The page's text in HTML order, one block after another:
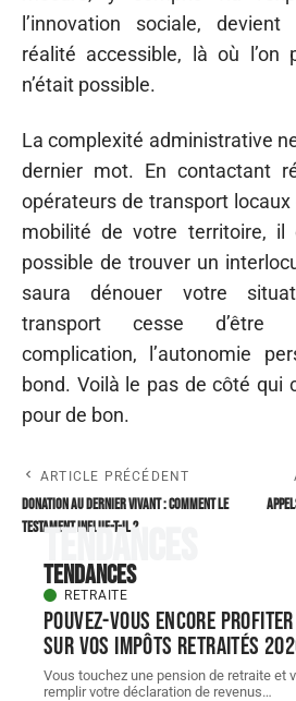
l’innovation sociale, devient
réalité accessible, là où l’on
n’était possible.
La complexité administrative
dernier mot. En contactant
opérateurs de transport
mobilité de votre territoire, il
possible de trouver un
saura dénouer votre
transport cesse d’être
complication, l’autonomie
bond. Voilà le pas de côté qui
pour de bon.
ARTICLE PRÉCÉDENT
Donation au dernier vivant : comment le
testament influe-t-il ?
Tendances
Tendances
RETRAITE
Pouvez-vous encore profiter
sur vos impôts retraités
Vous touchez une pension de retraite et
remplir votre déclaration de revenus…